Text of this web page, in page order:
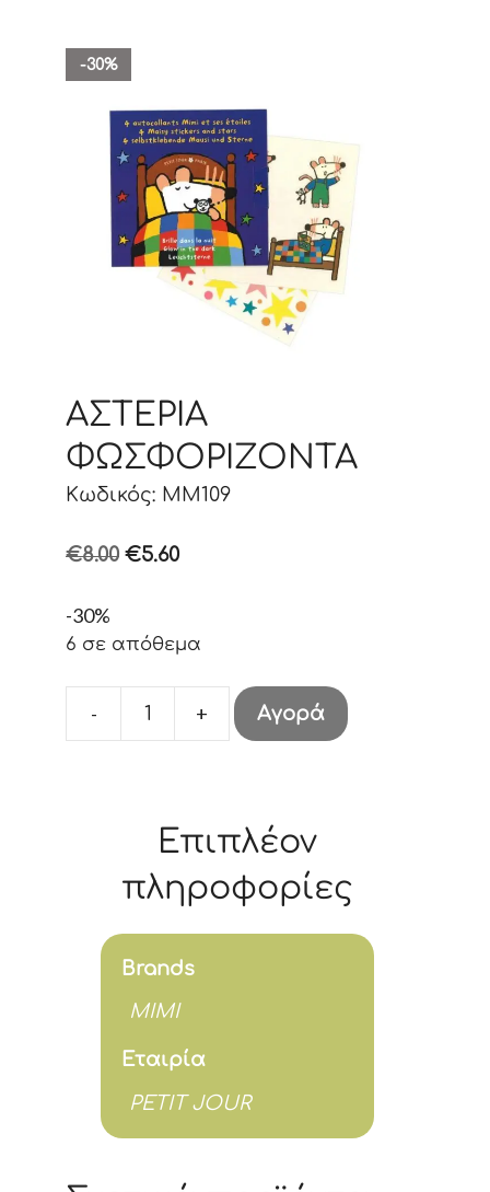
-30%
ΑΣΤΕΡΙΑ
ΦΩΣΦΟΡΙΖΟΝΤΑ
Κωδικός: MM109
€8.00 Original
€8.00.
€5.60Η
είναι:
-30%
6 σε απόθεμα
-
ΑΣΤΕΡΙΑ
+ Αγορά
Επιπλέον
πληροφορίες
Brands
MIMI
Εταιρία
PETIT JOUR